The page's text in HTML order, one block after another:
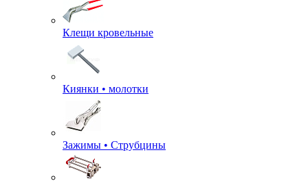
Клещи кровельные
Киянки • молотки
Зажимы • Струбцины